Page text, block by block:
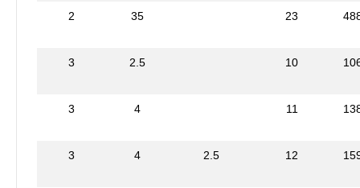
2 35 23
3 2.5 10
3 4 11
3 4 2.5 12